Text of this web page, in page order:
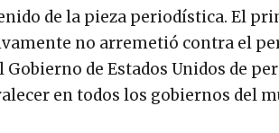
de la pieza periodística. El
no arremetió contra el
Gobierno de Estados Unidos de
en todos los gobiernos del